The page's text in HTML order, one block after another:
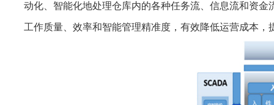
动化、智能化地处理仓库内的各种任务流、信息流和资
工作质量、效率和智能管理精准度，有效降低运营成本，